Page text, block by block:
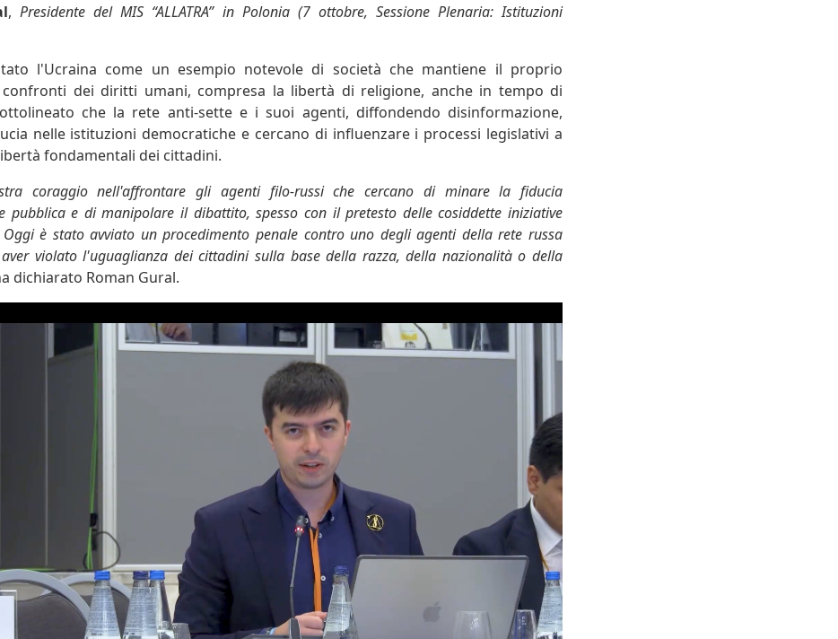
,Presidente del MIS “ALLATRA” in Polonia (7 ottobre, Sessione Plenaria: Istituzioni
l'Ucraina come un esempio notevole di società che mantiene il proprio
dei diritti umani, compresa la libertà di religione, anche in tempo di
che la rete anti-sette e i suoi agenti, diffondendo disinformazione,
nelle istituzioni democratiche e cercano di influenzare i processi legislativi a
fondamentali dei cittadini.
coraggio nell'affrontare gli agenti filo-russi che cercano di minare la fiducia
pubblica e di manipolare il dibattito, spesso con il pretesto delle cosiddette iniziative
Oggi è stato avviato un procedimento penale contro uno degli agenti della rete russa
aver violato l'uguaglianza dei cittadini sulla base della razza, della nazionalità o della
dichiarato Roman Gural.